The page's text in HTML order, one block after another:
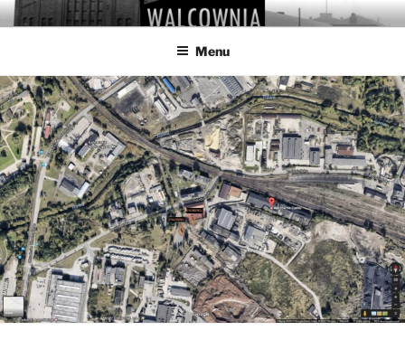
Przejdź
do
WALCOWNIA
Muzeum Hutnictwa Cynku
Menu